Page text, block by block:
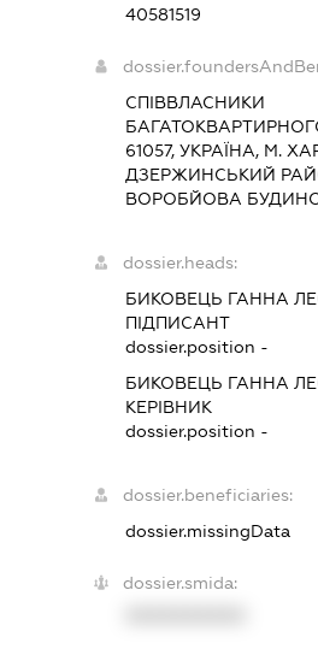
40581519
СПІВВЛАСНИКИ
61057, УКРАЇНА, М.
ДЗЕРЖИНСЬКИЙ
ВОРОБЙОВА
dossier.heads:
БИКОВЕЦЬ ГАННА
ПІДПИСАНТ
dossier.position -
БИКОВЕЦЬ ГАННА
КЕРІВНИК
dossier.position -
dossier.beneficiaries:
dossier.missingData
dossier.smida: